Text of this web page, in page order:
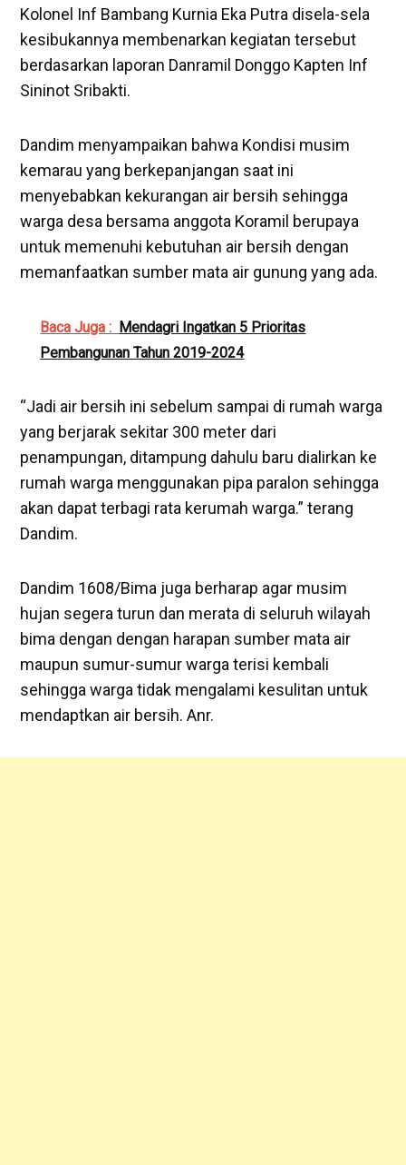
Kolonel Inf Bambang Kurnia Eka Putra disela-sela
kesibukannya membenarkan kegiatan tersebut
berdasarkan laporan Danramil Donggo Kapten Inf
Sininot Sribakti.
Dandim menyampaikan bahwa Kondisi musim
kemarau yang berkepanjangan saat ini
menyebabkan kekurangan air bersih sehingga
warga desa bersama anggota Koramil berupaya
untuk memenuhi kebutuhan air bersih dengan
memanfaatkan sumber mata air gunung yang ada.
Baca Juga : Mendagri Ingatkan 5 Prioritas
Pembangunan Tahun 2019-2024
“Jadi air bersih ini sebelum sampai di rumah warga
yang berjarak sekitar 300 meter dari
penampungan, ditampung dahulu baru dialirkan ke
rumah warga menggunakan pipa paralon sehingga
akan dapat terbagi rata kerumah warga.” terang
Dandim.
Dandim 1608/Bima juga berharap agar musim
hujan segera turun dan merata di seluruh wilayah
bima dengan dengan harapan sumber mata air
maupun sumur-sumur warga terisi kembali
sehingga warga tidak mengalami kesulitan untuk
mendaptkan air bersih. Anr.